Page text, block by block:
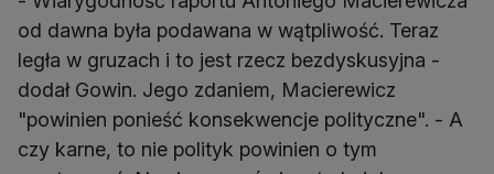
od dawna była podawana w wątpliwość. Teraz
legła w gruzach i to jest rzecz bezdyskusyjna -
dodał Gowin. Jego zdaniem, Macierewicz
"powinien ponieść konsekwencje polityczne". - A
czy karne, to nie polityk powinien o tym